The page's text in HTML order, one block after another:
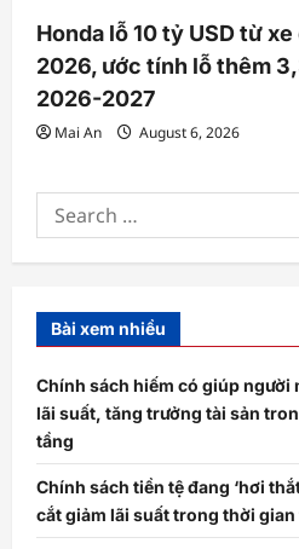
Honda lỗ 10 tỷ USD từ
2026, ước tính lỗ thêm
2026-2027
Mai An August 6, 2026
Search
for:
Bài xem nhiều
Chính sách hiếm có giúp người
lãi suất, tăng trưởng tài sản
tầng
Chính sách tiền tệ đang ‘hơi
cắt giảm lãi suất trong thời gian